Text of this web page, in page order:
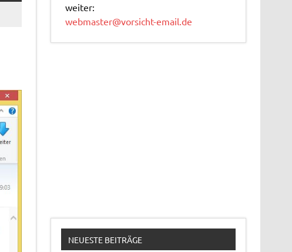
weiter:
webmaster@vorsicht-email.de
NEUESTE BEITRÄGE